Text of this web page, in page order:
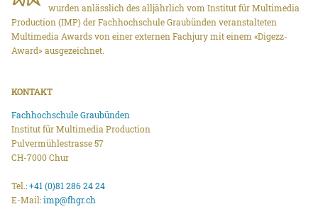
wurden anlässlich des alljährlich vom Institut für Multimedia
Production (IMP) der Fachhochschule Graubünden veranstalteten
Multimedia Awards von einer externen Fachjury mit einem «Digezz-
Award» ausgezeichnet.
KONTAKT
Fachhochschule Graubünden
Institut für Multimedia Production
Pulvermühlestrasse 57
CH-7000 Chur
Tel.:+41 (0)81 286 24 24
E-Mail:imp@fhgr.ch